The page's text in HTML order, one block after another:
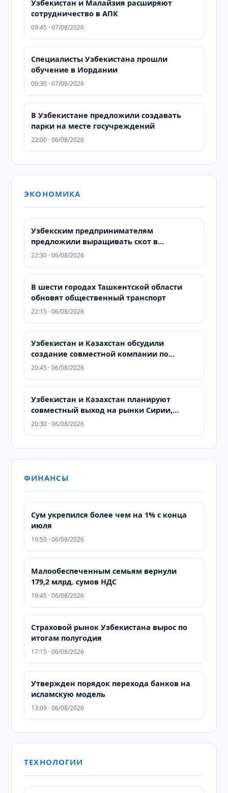
Узбекистан и Малайзия расширяют
сотрудничество в АПК
09:45 · 07/08/2026
Специалисты Узбекистана прошли
обучение в Иордании
09:30 · 07/08/2026
В Узбекистане предложили создавать
парки на месте госучреждений
22:00 · 06/08/2026
ЭКОНОМИКА
Узбекским предпринимателям
предложили выращивать скот в
Казахстане для последующего экспорта в
22:30 · 06/08/2026
В шести городах Ташкентской области
обновят общественный транспорт
22:15 · 06/08/2026
Узбекистан и Казахстан обсудили
создание совместной компании по
проверке добросовестности контрагентов
20:45 · 06/08/2026
Узбекистан и Казахстан планируют
совместный выход на рынки Сирии,
Ирака и Афганистана
20:30 · 06/08/2026
ФИНАНСЫ
Сум укрепился более чем на 1% с конца
июля
19:50 · 06/08/2026
Малообеспеченным семьям вернули
179,2 млрд. сумов НДС
19:45 · 06/08/2026
Страховой рынок Узбекистана вырос по
итогам полугодия
17:15 · 06/08/2026
Утвержден порядок перехода банков на
исламскую модель
13:09 · 06/08/2026
ТЕХНОЛОГИИ